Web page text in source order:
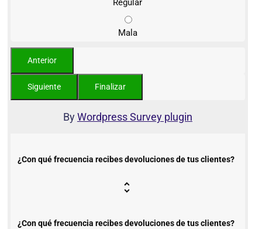
Regular
Mala
ByWordpress Survey plugin
¿Con qué frecuencia recibes devoluciones de tus clientes?
¿Con qué frecuencia recibes devoluciones de tus clientes?